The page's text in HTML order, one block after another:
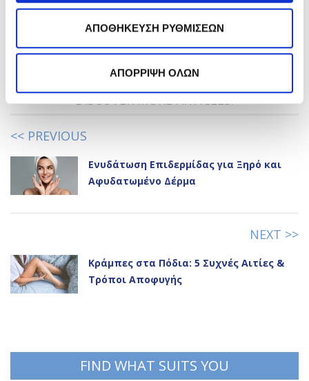
ΑΠΟΘΗΚΕΥΣΗ ΡΥΘΜΙΣΕΩΝ
ΑΠΟΡΡΙΨΗ ΟΛΩΝ
Like it? Share it!
Go to the comment section
DISCOVER MORE ARTICLES:
<< PREVIOUS
Ενυδάτωση Επιδερμίδας για Ξηρό και
Αφυδατωμένο Δέρμα
NEXT >>
Κράμπες στα Πόδια: 5 Συχνές Αιτίες &
Τρόποι Αποφυγής
FIND WHAT SUITS YOU